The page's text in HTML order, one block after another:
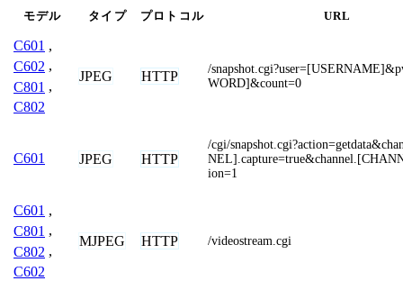
モデル タイプ プロトコル URL
C601 ,
C602 ,
C801 ,
C802
JPEG HTTP
/
WORD]&count=0
C601 JPEG HTTP
/cgi/
ion=1
C601 ,
C801 ,
C802 ,
C602
MJPEG HTTP /videostream.cgi